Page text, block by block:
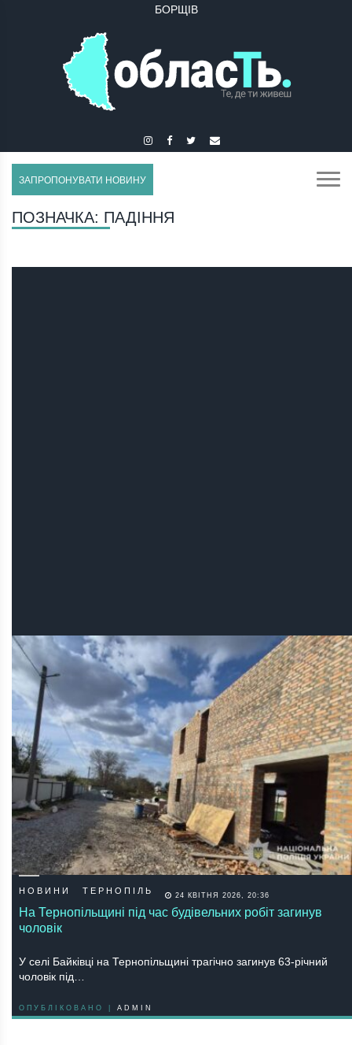
БОРЩІВ
ЗАПРОПОНУВАТИ НОВИНУ
ПОЗНАЧКА: ПАДІННЯ
НОВИНИ ТЕРНОПІЛЬ 24 КВІТНЯ 2026, 20:36
На Тернопільщині під час будівельних робіт загинув
чоловік
У селі Байківці на Тернопільщині трагічно загинув 63-річний
чоловік під…
ОПУБЛІКОВАНО | ADMIN